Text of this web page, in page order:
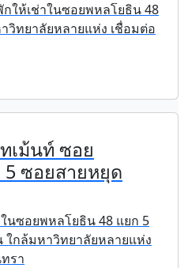
ให้เช่าในซอยพหลโยธิน 48
วิทยาลัยหลายแห่ง เชื่อมต่อ
เม้นท์ ซอย
ซอยสายหยุด
นซอยพหลโยธิน 48 แยก 5
ใกล้มหาวิทยาลัยหลายแห่ง
รา